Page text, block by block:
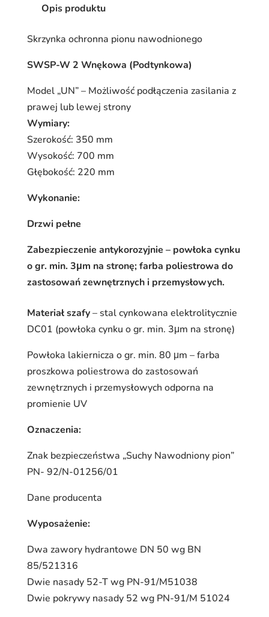
Opis produktu
Skrzynka ochronna pionu nawodnionego
SWSP-W 2 Wnękowa (Podtynkowa)
Model „UN” – Możliwość podłączenia zasilania z
prawej lub lewej strony
Wymiary:
Szerokość: 350 mm
Wysokość: 700 mm
Głębokość: 220 mm
Wykonanie:
Drzwi pełne
Zabezpieczenie antykorozyjnie – powłoka cynku
o gr. min. 3μm na stronę; farba poliestrowa do
zastosowań zewnętrznych i przemysłowych.
Materiał szafy– stal cynkowana elektrolitycznie
DC01 (powłoka cynku o gr. min. 3μm na stronę)
Powłoka lakiernicza o gr. min. 80 μm – farba
proszkowa poliestrowa do zastosowań
zewnętrznych i przemysłowych odporna na
promienie UV
Oznaczenia:
Znak bezpieczeństwa „Suchy Nawodniony pion”
PN- 92/N-01256/01
Dane producenta
Wyposażenie:
Dwa zawory hydrantowe DN 50 wg BN
85/521316
Dwie nasady 52-T wg PN-91/M51038
Dwie pokrywy nasady 52 wg PN-91/M 51024